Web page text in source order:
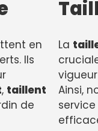
en
Ils
, taillent
de
La
Ainsi,